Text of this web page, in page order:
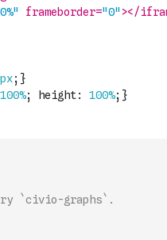
`civio-graphs`.